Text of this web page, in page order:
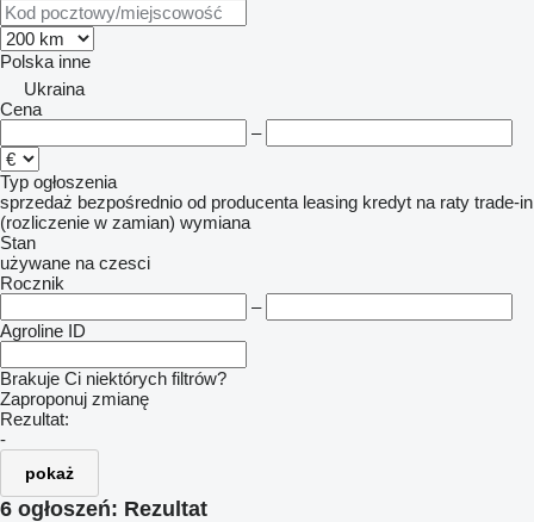
Polska inne
Ukraina
Cena
–
Typ ogłoszenia
sprzedaż bezpośrednio od producenta leasing kredyt na raty trade-in
(rozliczenie w zamian) wymiana
Stan
używane na czesci
Rocznik
–
Agroline ID
Brakuje Ci niektórych filtrów?
Zaproponuj zmianę
Rezultat:
-
pokaż
6 ogłoszeń: Rezultat